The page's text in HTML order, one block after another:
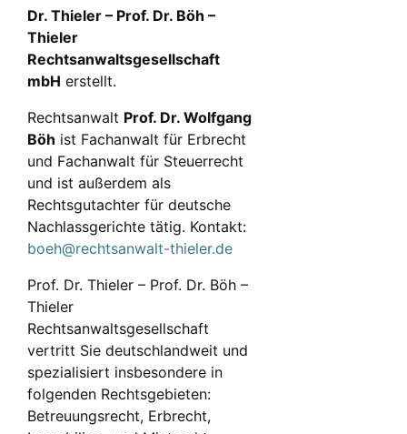
Dr. Thieler – Prof. Dr. Böh –
Thieler
Rechtsanwaltsgesellschaft
mbH erstellt.
Rechtsanwalt Prof. Dr. Wolfgang
Böh ist Fachanwalt für Erbrecht
und Fachanwalt für Steuerrecht
und ist außerdem als
Rechtsgutachter für deutsche
Nachlassgerichte tätig. Kontakt:
boeh@rechtsanwalt-thieler.de
Prof. Dr. Thieler – Prof. Dr. Böh –
Thieler
Rechtsanwaltsgesellschaft
vertritt Sie deutschlandweit und
spezialisiert insbesondere in
folgenden Rechtsgebieten:
Betreuungsrecht, Erbrecht,